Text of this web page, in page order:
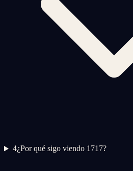
4¿Por qué sigo viendo 1717?